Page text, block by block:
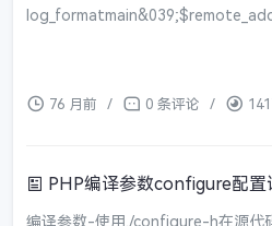
76 月前 / 0 条评论 /
PHP编译参数configure配置
编译参数-使用./configure-h在源